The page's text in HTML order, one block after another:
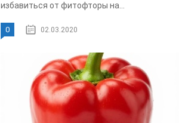
избавиться от фитофторы на...
0 02.03.2020